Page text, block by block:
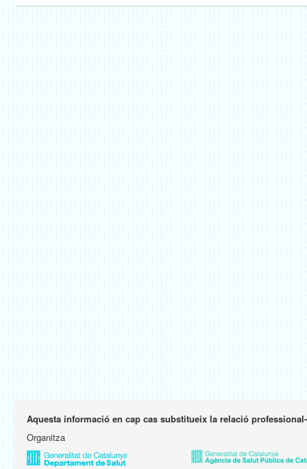
Aquesta informació en cap cas substitueix la relació
Organitza